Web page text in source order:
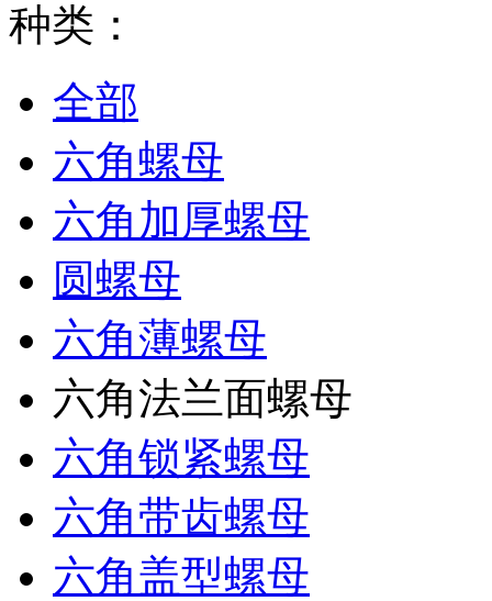
种类：
全部
六角螺母
六角加厚螺母
圆螺母
六角薄螺母
六角法兰面螺母
六角锁紧螺母
六角带齿螺母
六角盖型螺母